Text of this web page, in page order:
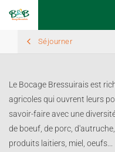
Séjourner
Le Bocage Bressuirais est
agricoles qui ouvrent leurs
savoir-faire avec une
de boeuf, de porc,
produits laitiers, miel, oeufs...